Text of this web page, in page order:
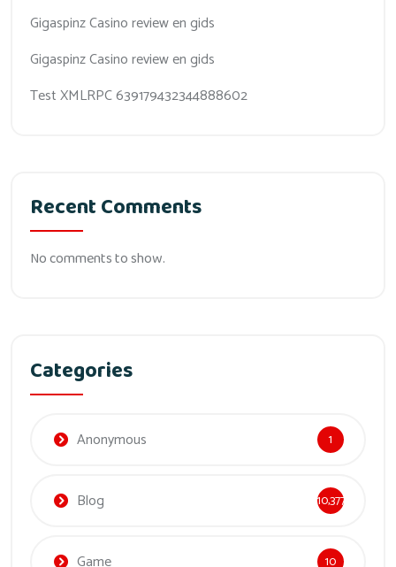
Gigaspinz Casino review en gids
Gigaspinz Casino review en gids
Test XMLRPC 639179432344888602
Recent Comments
No comments to show.
Categories
Anonymous 1
Blog 10,377
Game 10